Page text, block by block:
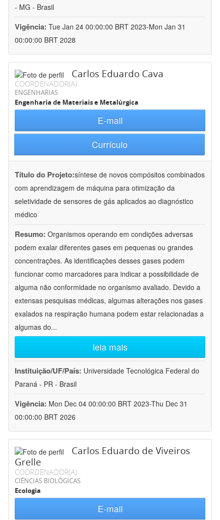
- MG - Brasil
Vigência: Tue Jan 24 00:00:00 BRT 2023-Mon Jan 31
00:00:00 BRT 2028
Carlos Eduardo Cava
COORDENADOR(A)
ENGENHARIAS
Engenharia de Materiais e Metalúrgica
E-mail
Currículo
Título do Projeto:síntese de novos compósitos combinados
com aprendizagem de máquina para otimização da
seletividade de sensores de gás aplicados ao diagnóstico
médico
Resumo: Organismos operando em condições adversas
podem exalar diferentes gases em pequenas ou grandes
concentrações. As identificações desses gases podem
funcionar como marcadores para indicar a possibilidade de
alguma não conformidade no organismo avaliado. Devido a
extensas pesquisas médicas, algumas alterações nos gases
exalados na respiração humana podem estar relacionadas a
algumas do...
leia mais
Instituição/UF/País: Universidade Tecnológica Federal do
Paraná - PR - Brasil
Vigência: Mon Dec 04 00:00:00 BRT 2023-Thu Dec 31
00:00:00 BRT 2026
Carlos Eduardo de Viveiros
Grelle
COORDENADOR(A)
CIÊNCIAS BIOLÓGICAS
Ecologia
E-mail